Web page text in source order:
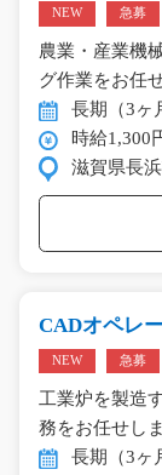
NEW 急募
農業・産業機
グ作業をお任
長期（3ヶ
時給1,300
滋賀県長
CADオペレ
NEW 急募
工業炉を製造
務をお任せし
長期（3ヶ